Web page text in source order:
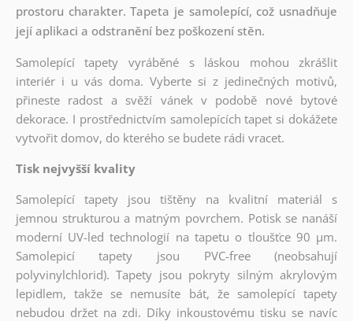
prostoru charakter. Tapeta je samolepící, což usnadňuje
její aplikaci a odstranění bez poškození stěn.
Samolepící tapety vyráběné s láskou mohou zkrášlit
interiér i u vás doma. Vyberte si z jedinečných motivů,
přineste radost a svěží vánek v podobě nové bytové
dekorace. I prostřednictvím samolepících tapet si dokážete
vytvořit domov, do kterého se budete rádi vracet.
Tisk nejvyšší kvality
Samolepící tapety jsou tištěny na kvalitní materiál s
jemnou strukturou a matným povrchem. Potisk se nanáší
moderní UV-led technologií na tapetu o tloušťce 90 µm.
Samolepicí tapety jsou PVC-free (neobsahují
polyvinylchlorid). Tapety jsou pokryty silným akrylovým
lepidlem, takže se nemusíte bát, že samolepící tapety
nebudou držet na zdi. Díky inkoustovému tisku se navíc